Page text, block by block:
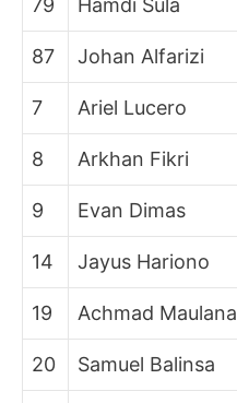
79 Hamdi Sula
87 Johan Alfarizi
7 Ariel Lucero
8 Arkhan Fikri
9 Evan Dimas
14 Jayus Hariono
19 Achmad Maulana
20 Samuel Balinsa